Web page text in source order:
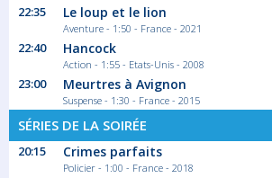
Hercule Poirot
Saison 2 épisode 2
L'histoire débute par un
le...
22:35 Le loup et le lion
Aventure - 1:50 - France - 2021
22:40 Hancock
Action - 1:55 - Etats-Unis - 2008
23:00 Meurtres à Avignon
Suspense - 1:30 - France - 2015
SÉRIES DE LA SOIRÉE
20:15 Crimes parfaits
Policier - 1:00 - France - 2018